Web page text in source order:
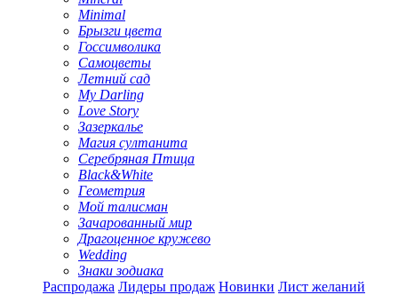
Minimal
Брызги цвета
Госсимволика
Самоцветы
Летний сад
My Darling
Love Story
Зазеркалье
Магия султанита
Серебряная Птица
Black&White
Геометрия
Мой талисман
Зачарованный мир
Драгоценное кружево
Wedding
Знаки зодиака
Распродажа Лидеры продаж Новинки Лист желаний